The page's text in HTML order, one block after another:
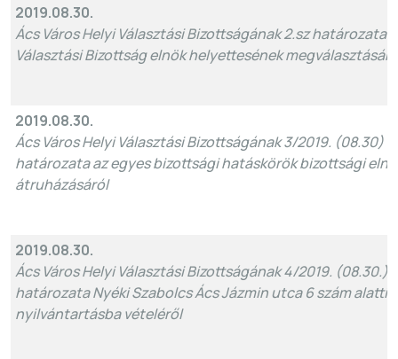
2019.08.30.
Ács Város Helyi Választási Bizottságának 2.sz határozata
Választási Bizottság elnök helyettesének
2019.08.30.
Ács Város Helyi Választási Bizottságának 3/2019. (08.30)
határozata az egyes bizottsági hatáskörök bizottsági
átruházásáról
2019.08.30.
Ács Város Helyi Választási Bizottságának 4/2019. (08.30.).
határozata Nyéki Szabolcs Ács Jázmin utca 6 szám alatti
nyilvántartásba vételéről